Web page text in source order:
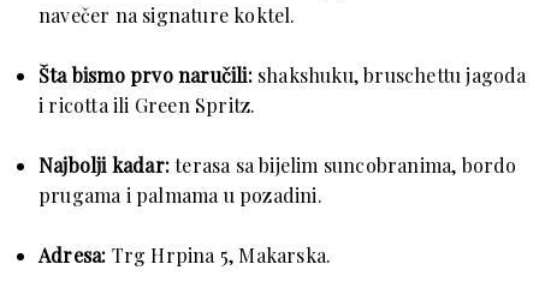
navečer na signature koktel.
Šta bismo prvo naručili:shakshuku, bruschettu jagoda
i ricotta ili Green Spritz.
Najbolji kadar:terasa sa bijelim suncobranima, bordo
prugama i palmama u pozadini.
Adresa: Trg Hrpina 5, Makarska.